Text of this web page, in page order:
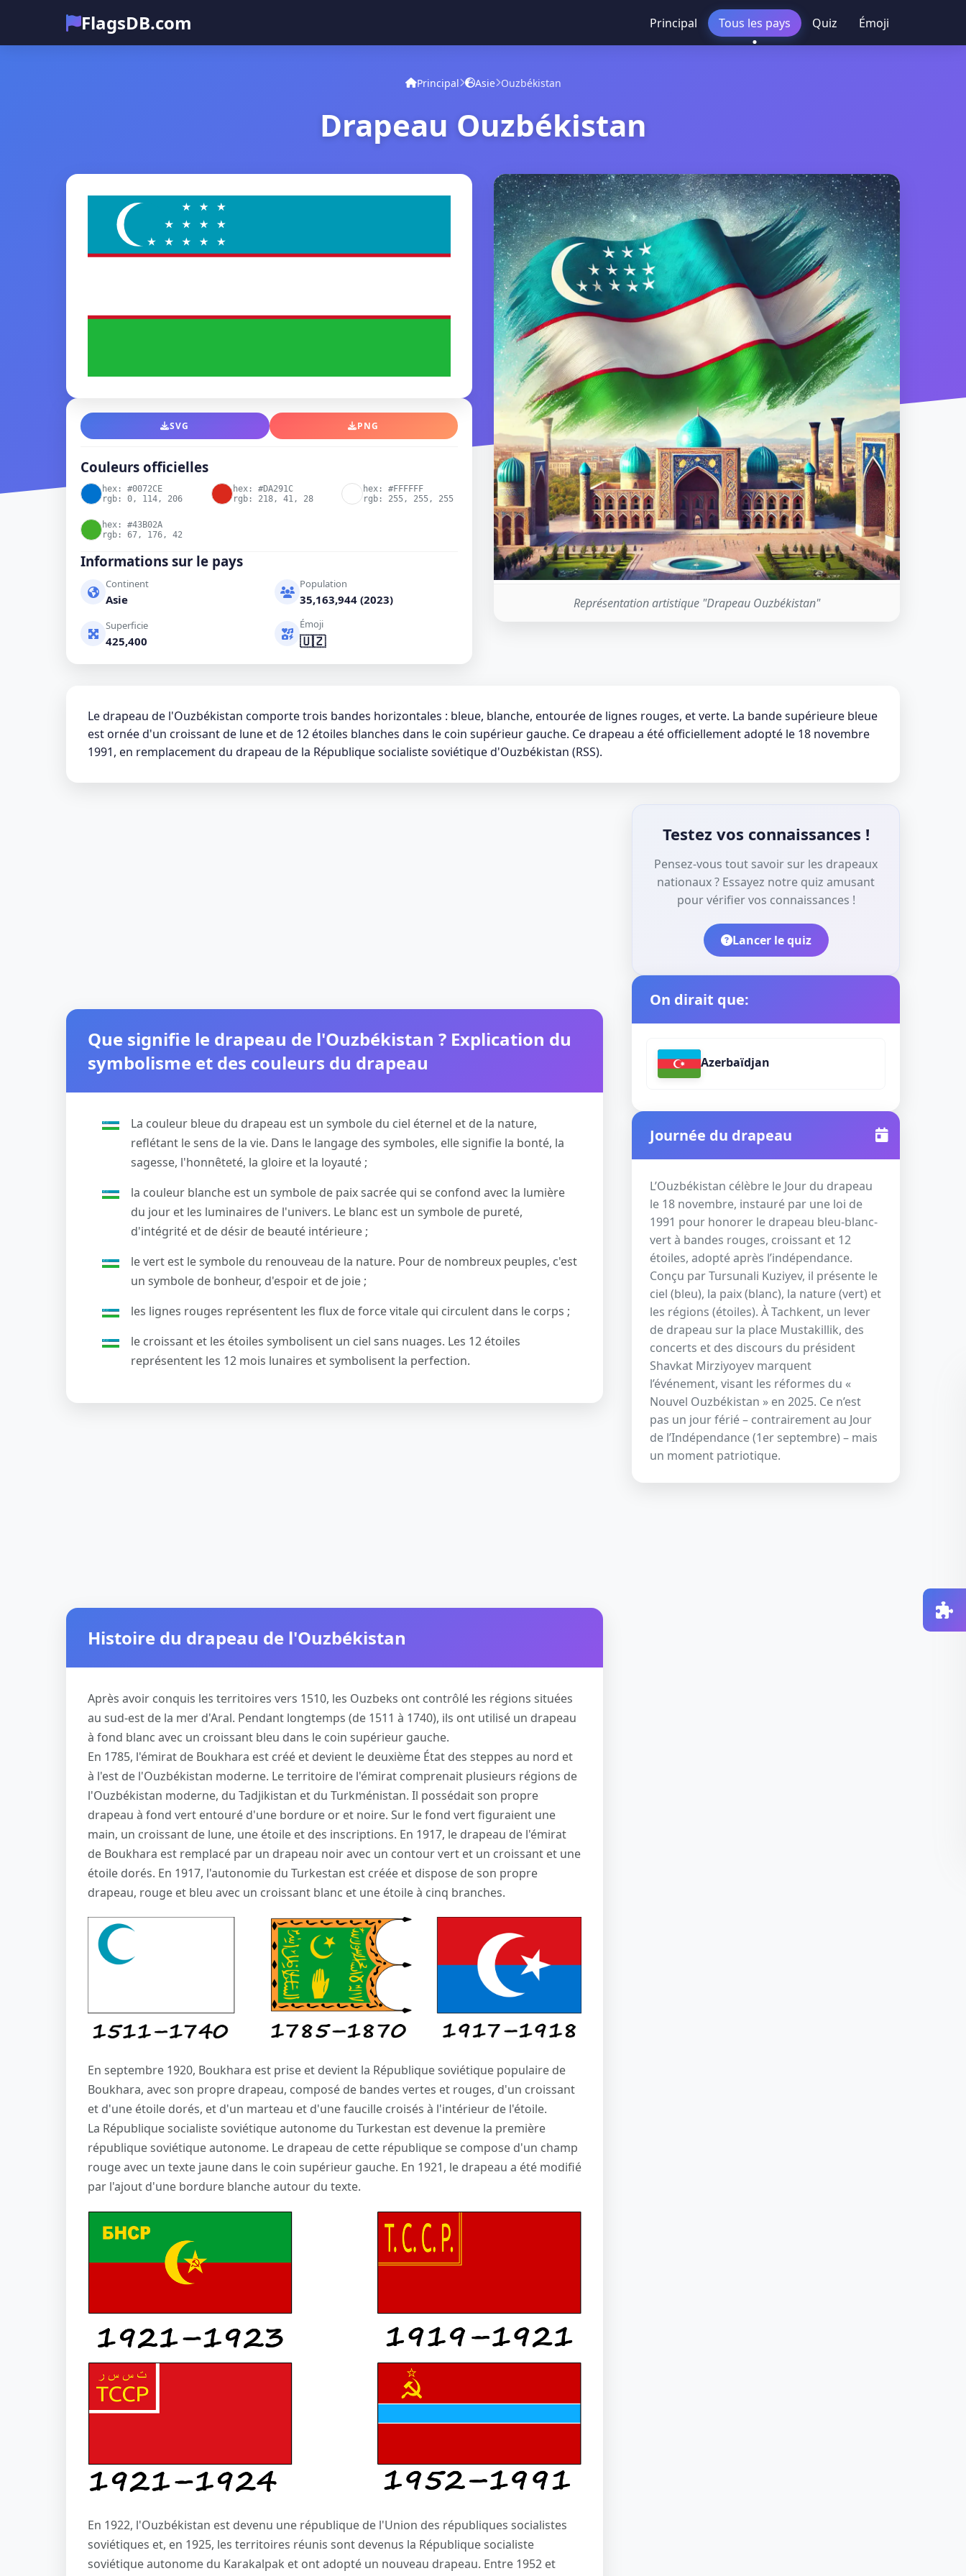
FlagsDB.com Principal Tous les pays Quiz Émoji
Principal Asie Ouzbékistan
Drapeau Ouzbékistan
SVG PNG
Couleurs officielles
hex: #0072CE
rgb: 0, 114, 206
hex: #DA291C
rgb: 218, 41, 28
hex: #FFFFFF
rgb: 255, 255, 255
hex: #43B02A
rgb: 67, 176, 42
Informations sur le pays
Continent
Asie
Population
35,163,944 (2023)
Superficie
425,400
Émoji
🇺🇿
Représentation artistique "Drapeau Ouzbékistan"
Le drapeau de l'Ouzbékistan comporte trois bandes horizontales : bleue, blanche, entourée de lignes rouges, et verte. La bande supérieure bleue
est ornée d'un croissant de lune et de 12 étoiles blanches dans le coin supérieur gauche. Ce drapeau a été officiellement adopté le 18 novembre
1991, en remplacement du drapeau de la République socialiste soviétique d'Ouzbékistan (RSS).
Que signifie le drapeau de l'Ouzbékistan ? Explication du
symbolisme et des couleurs du drapeau
La couleur bleue du drapeau est un symbole du ciel éternel et de la nature,
reflétant le sens de la vie. Dans le langage des symboles, elle signifie la bonté, la
sagesse, l'honnêteté, la gloire et la loyauté ;
la couleur blanche est un symbole de paix sacrée qui se confond avec la lumière
du jour et les luminaires de l'univers. Le blanc est un symbole de pureté,
d'intégrité et de désir de beauté intérieure ;
le vert est le symbole du renouveau de la nature. Pour de nombreux peuples, c'est
un symbole de bonheur, d'espoir et de joie ;
les lignes rouges représentent les flux de force vitale qui circulent dans le corps ;
le croissant et les étoiles symbolisent un ciel sans nuages. Les 12 étoiles
représentent les 12 mois lunaires et symbolisent la perfection.
Histoire du drapeau de l'Ouzbékistan
Après avoir conquis les territoires vers 1510, les Ouzbeks ont contrôlé les régions situées
au sud-est de la mer d'Aral. Pendant longtemps (de 1511 à 1740), ils ont utilisé un drapeau
à fond blanc avec un croissant bleu dans le coin supérieur gauche.
En 1785, l'émirat de Boukhara est créé et devient le deuxième État des steppes au nord et
à l'est de l'Ouzbékistan moderne. Le territoire de l'émirat comprenait plusieurs régions de
l'Ouzbékistan moderne, du Tadjikistan et du Turkménistan. Il possédait son propre
drapeau à fond vert entouré d'une bordure or et noire. Sur le fond vert figuraient une
main, un croissant de lune, une étoile et des inscriptions. En 1917, le drapeau de l'émirat
de Boukhara est remplacé par un drapeau noir avec un contour vert et un croissant et une
étoile dorés. En 1917, l'autonomie du Turkestan est créée et dispose de son propre
drapeau, rouge et bleu avec un croissant blanc et une étoile à cinq branches.
En septembre 1920, Boukhara est prise et devient la République soviétique populaire de
Boukhara, avec son propre drapeau, composé de bandes vertes et rouges, d'un croissant
et d'une étoile dorés, et d'un marteau et d'une faucille croisés à l'intérieur de l'étoile.
La République socialiste soviétique autonome du Turkestan est devenue la première
république soviétique autonome. Le drapeau de cette république se compose d'un champ
rouge avec un texte jaune dans le coin supérieur gauche. En 1921, le drapeau a été modifié
par l'ajout d'une bordure blanche autour du texte.
En 1922, l'Ouzbékistan est devenu une république de l'Union des républiques socialistes
soviétiques et, en 1925, les territoires réunis sont devenus la République socialiste
soviétique autonome du Karakalpak et ont adopté un nouveau drapeau. Entre 1952 et
Testez vos connaissances !
Pensez-vous tout savoir sur les drapeaux
nationaux ? Essayez notre quiz amusant
pour vérifier vos connaissances !
Lancer le quiz
On dirait que:
Azerbaïdjan
Journée du drapeau
L’Ouzbékistan célèbre le Jour du drapeau
le 18 novembre, instauré par une loi de
1991 pour honorer le drapeau bleu-blanc-
vert à bandes rouges, croissant et 12
étoiles, adopté après l’indépendance.
Conçu par Tursunali Kuziyev, il présente le
ciel (bleu), la paix (blanc), la nature (vert) et
les régions (étoiles). À Tachkent, un lever
de drapeau sur la place Mustakillik, des
concerts et des discours du président
Shavkat Mirziyoyev marquent
l’événement, visant les réformes du «
Nouvel Ouzbékistan » en 2025. Ce n’est
pas un jour férié – contrairement au Jour
de l’Indépendance (1er septembre) – mais
un moment patriotique.